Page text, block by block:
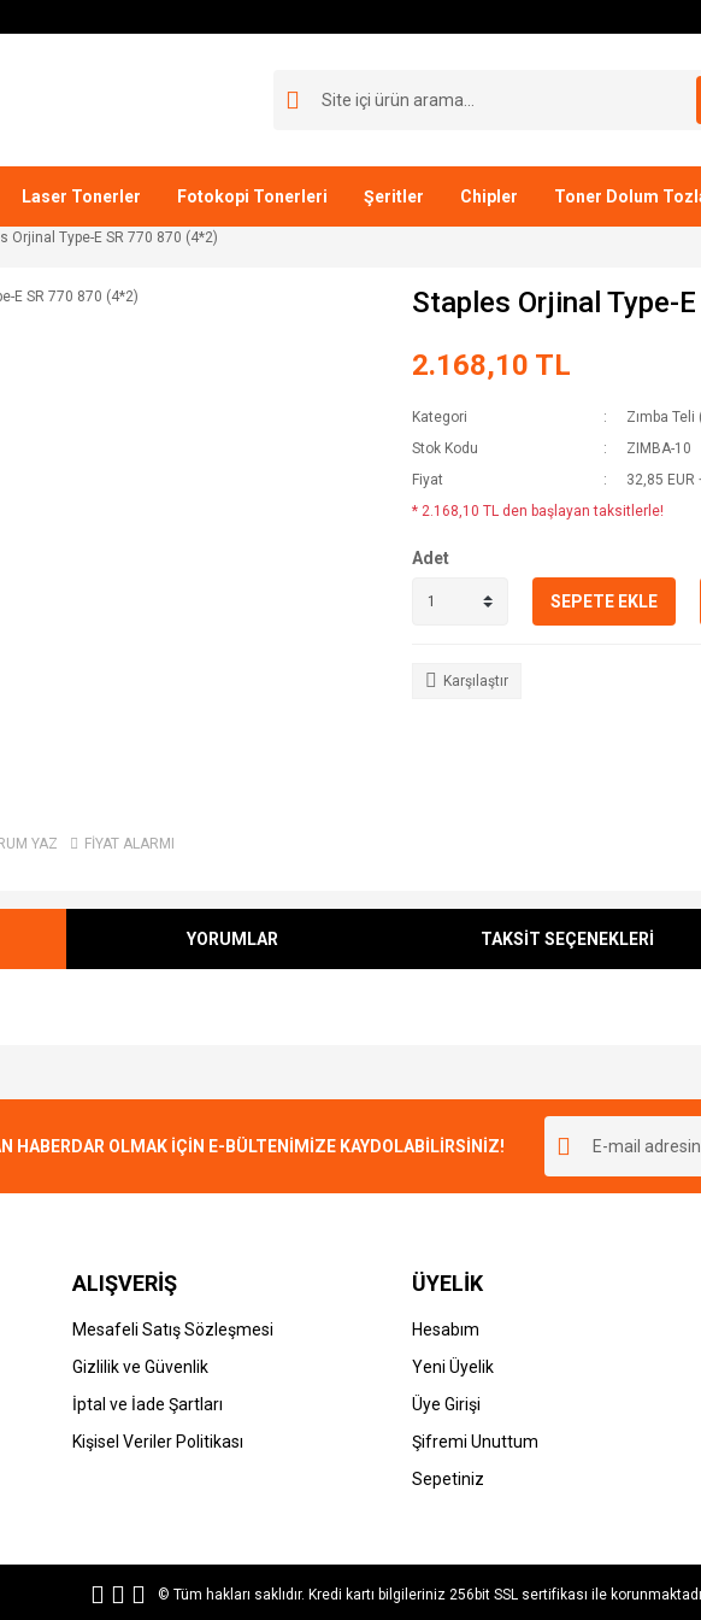
Laser Tonerler Fotokopi Tonerleri Şeritler Chipler Toner Dolum
Orjinal Type-E SR 770 870 (4*2)
YAZ FİYAT ALARMI
Staples Orjinal Type-
2.168,10 TL
Kategori
Zımba Teli
Stok Kodu
ZIMBA-10
Fiyat
32,85 EUR
* 2.168,10 TL den başlayan taksitlerle!
Adet
SEPETE EKLE
Karşılaştır
YORUMLAR TAKSİT SEÇENEKLERİ
görüntülenemiyor.
olmalı.
Gönder
HABERDAR OLMAK İÇİN E-BÜLTENİMİZE KAYDOLABİLİRSİNİZ!
ALIŞVERİŞ
Mesafeli Satış Sözleşmesi
Gizlilik ve Güvenlik
İptal ve İade Şartları
Kişisel Veriler Politikası
ÜYELİK
Hesabım
Yeni Üyelik
Üye Girişi
Şifremi Unuttum
Sepetiniz
© Tüm hakları saklıdır. Kredi kartı bilgileriniz 256bit SSL sertifikası ile